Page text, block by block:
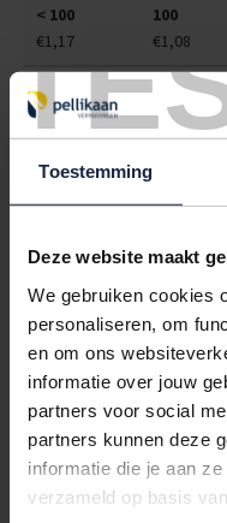
Toestemming
Deze website maakt
We gebruiken cookies
personaliseren, om
en om ons
informatie over jouw
partners voor social
partners kunnen deze
informatie die je aan
verzameld op basis
< 100 100
€1,17
€1,08
6012525
POSTDOOS
< 100
€1,27
€1,13
6012530
POSTDOOS
100
€1,34
€1,23
6012535
POSTDOOS
< 100
100